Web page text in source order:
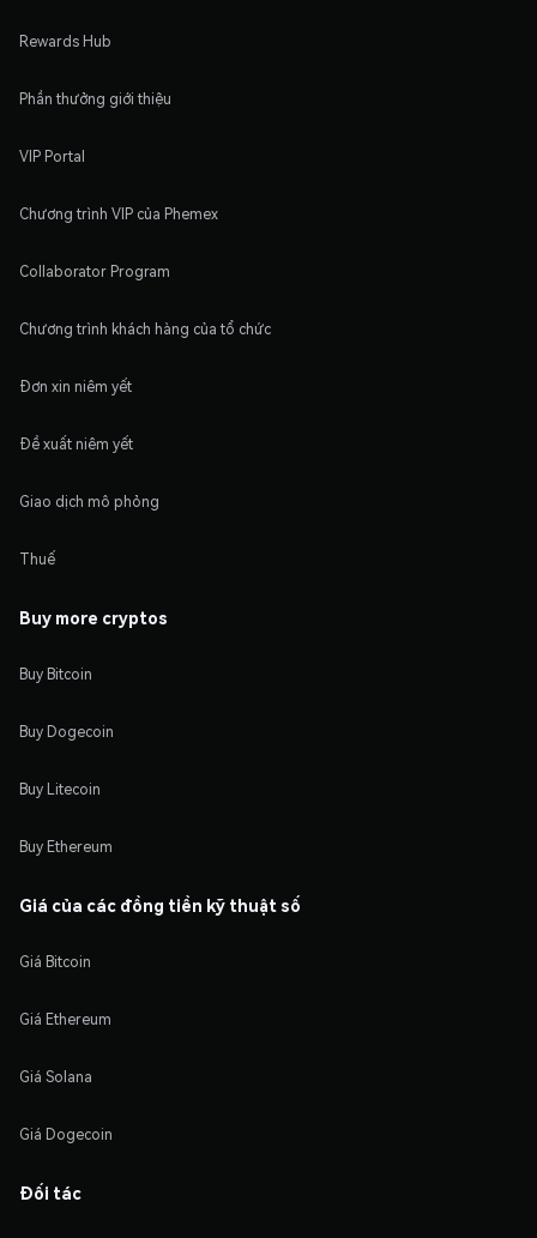
Rewards Hub
Phần thưởng giới thiệu
VIP Portal
Chương trình VIP của Phemex
Collaborator Program
Chương trình khách hàng của tổ chức
Đơn xin niêm yết
Đề xuất niêm yết
Giao dịch mô phỏng
Thuế
Buy more cryptos
Buy Bitcoin
Buy Dogecoin
Buy Litecoin
Buy Ethereum
Giá của các đồng tiền kỹ thuật số
Giá Bitcoin
Giá Ethereum
Giá Solana
Giá Dogecoin
Đối tác